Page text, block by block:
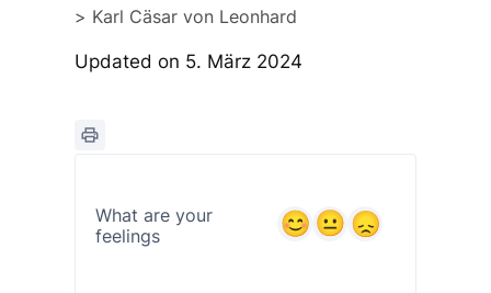
> Karl Cäsar von Leonhard
Updated on 5. März 2024
What are your
feelings